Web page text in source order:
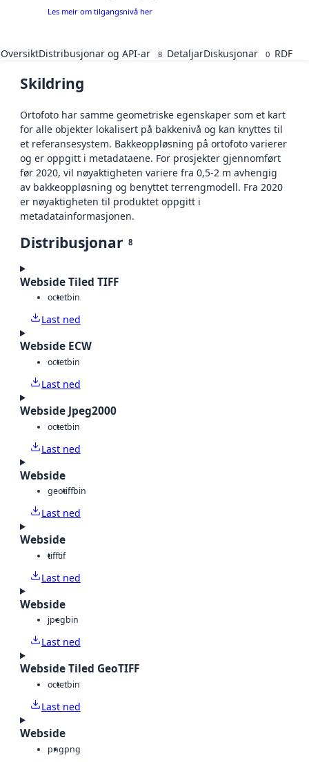
Les meir om tilgangsnivå her
OversiktDistribusjonar og API-ar 8 DetaljarDiskusjonar 0 RDF
Skildring
Ortofoto har samme geometriske egenskaper som et kart
for alle objekter lokalisert på bakkenivå og kan knyttes til
et referansesystem. Bakkeoppløsning på ortofoto varierer
og er oppgitt i metadataene. For prosjekter gjennomført
før 2020, vil nøyaktigheten variere fra 0,5-2 m avhengig
av bakkeoppløsning og benyttet terrengmodell. Fra 2020
er nøyaktigheten til produktet oppgitt i
metadatainformasjonen.
Distribusjonar 8
Webside Tiled TIFF
octetbin
Last ned
Webside ECW
octetbin
Last ned
Webside Jpeg2000
octetbin
Last ned
Webside
geotiffbin
Last ned
Webside
tifftif
Last ned
Webside
jpegbin
Last ned
Webside Tiled GeoTIFF
octetbin
Last ned
Webside
pngpng